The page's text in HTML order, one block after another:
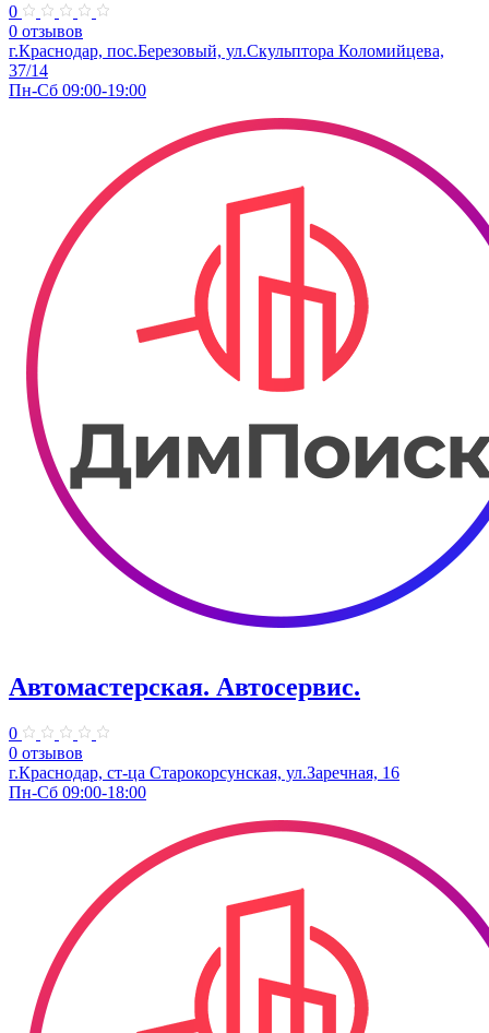
0
0 отзывов
г.Краснодар, пос.Березовый, ул.Скульптора Коломийцева,
37/14
Пн-Сб 09:00-19:00
Автомастерская. Автосервис.
0
0 отзывов
г.Краснодар, ст-ца Старокорсунская, ул.Заречная, 16
Пн-Сб 09:00-18:00